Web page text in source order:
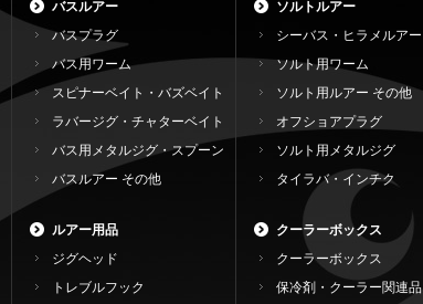
バスルアー
バスプラグ
バス用ワーム
スピナーベイト・バズベイト
ラバージグ・チャターベイト
バス用メタルジグ・スプーン
バスルアー その他
ルアー用品
ジグヘッド
トレブルフック
ソルトルアー
シーバス・ヒラメルアー
ソルト用ワーム
ソルト用ルアー その他
オフショアプラグ
ソルト用メタルジグ
タイラバ・インチク
クーラーボックス
クーラーボックス
保冷剤・クーラー関連品